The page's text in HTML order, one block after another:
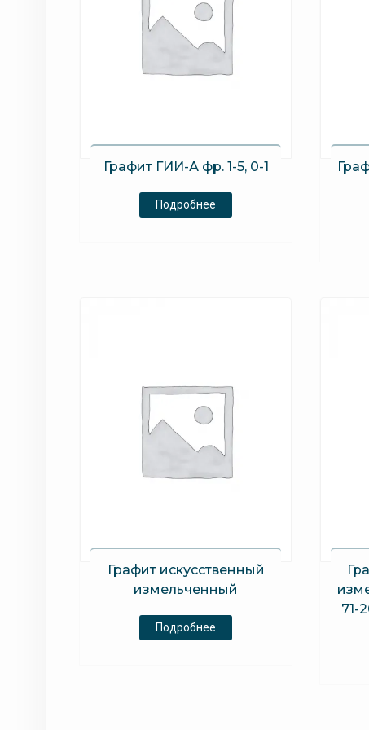
Графит ГИИ-А фр. 1-5, 0-1
Подробнее
Графит искусственный
измельченный
Подробнее
71-